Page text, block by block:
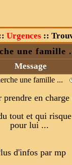
Urgences ::
une famille
Message
une famille ...
en
tout et qui
pour lui ...
d'infos par mp